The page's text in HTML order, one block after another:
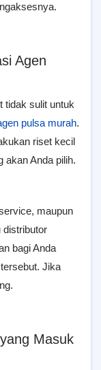
Agen
tidak sulit untuk
pulsa murah.
riset kecil
akan Anda pilih.
maupun
distributor
bagi Anda
tersebut. Jika
Masuk